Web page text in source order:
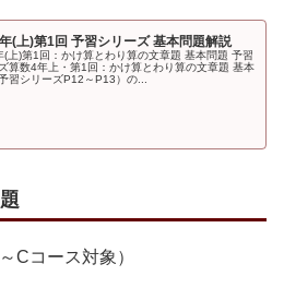
(上)第1回 予習シリーズ 基本問題解説
(上)第1回：かけ算とわり算の文章題 基本問題 予習
算数4年上・第1回：かけ算とわり算の文章題 基本
習シリーズP12～P13）の...
コース対象）